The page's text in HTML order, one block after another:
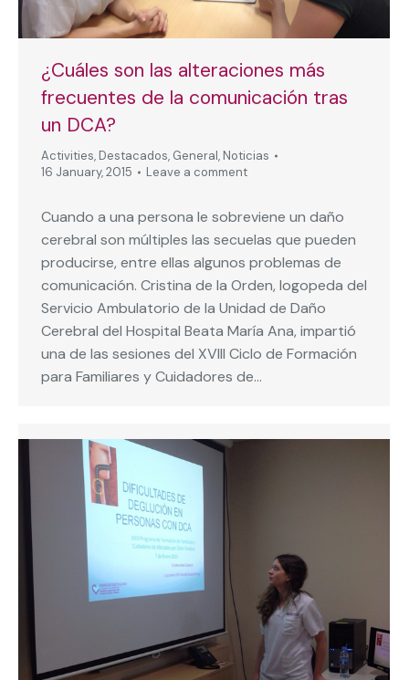
¿Cuáles son las alteraciones más
frecuentes de la comunicación tras
un DCA?
Activities, Destacados, General, Noticias
16 January, 2015
Leave a comment
Cuando a una persona le sobreviene un daño
cerebral son múltiples las secuelas que pueden
producirse, entre ellas algunos problemas de
comunicación. Cristina de la Orden, logopeda del
Servicio Ambulatorio de la Unidad de Daño
Cerebral del Hospital Beata María Ana, impartió
una de las sesiones del XVIII Ciclo de Formación
para Familiares y Cuidadores de…